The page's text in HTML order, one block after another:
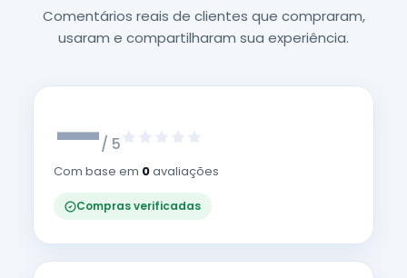
Comentários reais de clientes que compraram,
usaram e compartilharam sua experiência.
—/ 5
Com base em 0avaliações
Compras verificadas